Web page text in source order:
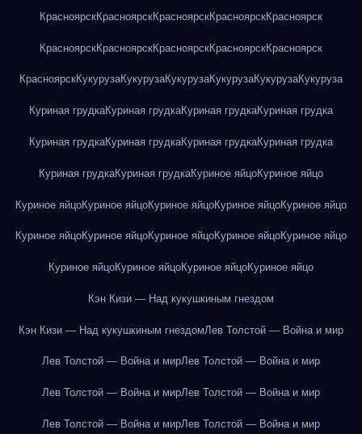
КрасноярскКрасноярскКрасноярскКрасноярскКрасноярск
КрасноярскКрасноярскКрасноярскКрасноярскКрасноярск
КрасноярскКукурузаКукурузаКукурузаКукурузаКукурузаКукуруза
Куриная грудкаКуриная грудкаКуриная грудкаКуриная грудка
Куриная грудкаКуриная грудкаКуриная грудкаКуриная грудка
Куриная грудкаКуриная грудкаКуриное яйцоКуриное яйцо
Куриное яйцоКуриное яйцоКуриное яйцоКуриное яйцоКуриное яйцо
Куриное яйцоКуриное яйцоКуриное яйцоКуриное яйцоКуриное яйцо
Куриное яйцоКуриное яйцоКуриное яйцоКуриное яйцо
Кэн Кизи — Над кукушкиным гнездом
Кэн Кизи — Над кукушкиным гнездомЛев Толстой — Война и мир
Лев Толстой — Война и мирЛев Толстой — Война и мир
Лев Толстой — Война и мирЛев Толстой — Война и мир
Лев Толстой — Война и мирЛев Толстой — Война и мир